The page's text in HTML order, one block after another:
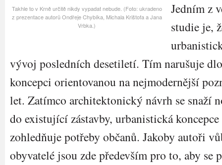
Takhle to v Krně určitě nikdy vypadat nebude. (Foto: ukradeno
z prezentace autorů Ondřeje Chybíka, Michala Krištofa a Jana
Vrbka.)
Jedním z
studie je,
vývoj posledních desetiletí. Tím narušuje
koncepci orientovanou na nejmodernější
let. Zatímco architektonický návrh se snaží
do existující zástavby, urbanistická koncepce
zohledňuje potřeby občanů. Jakoby autoři
obyvatelé jsou zde především pro to, aby se